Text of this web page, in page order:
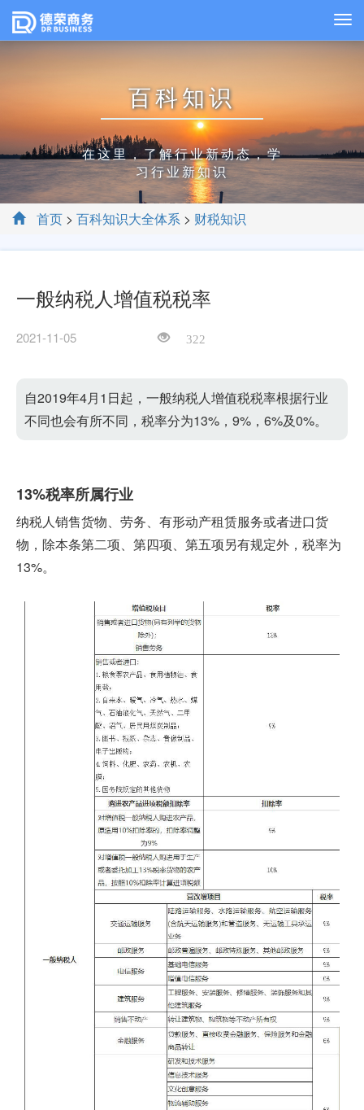
百科知识
在这里，了解行业新动态，学
习行业新知识
首页 > 百科知识大全体系 > 财税知识
一般纳税人增值税税率
2021-11-05 322
自2019年4月1日起，一般纳税人增值税税率根据行业
不同也会有所不同，税率分为13%，9%，6%及0%。
13%税率所属行业
纳税人销售货物、劳务、有形动产租赁服务或者进口货
物，除本条第二项、第四项、第五项另有规定外，税率为
13%。